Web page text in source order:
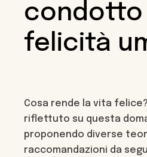
condotto
felicità
Cosa rende la vita
riflettuto su questa
proponendo diverse
raccomandazioni da